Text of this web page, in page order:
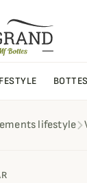
BOTTES
lifestyle